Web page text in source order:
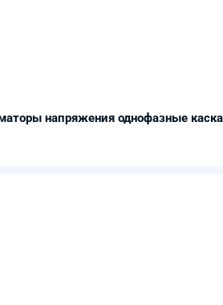
напряжения однофазные